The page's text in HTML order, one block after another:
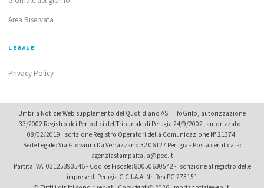
Area Riservata
LEGALE
Privacy Policy
Umbria Notizie Web supplemento del Quotidiano ASI TifoGrifo, autorizzazione
33/2002 Registro dei Periodici del Tribunale di Perugia 24/9/2002, autorizzato il
08/02/2019. Iscrizione Registro Operatori della Comunicazione N° 21374.
Sede Legale: Via Giovanni Da Verrazzano 32 06127 Perugia - Posta certificata:
agenziastampaitalia@pec.it
Partita IVA: 03125390546 - Codice Fiscale: 80050630542 - Iscrizione al registro delle
imprese di Perugia C.C.I.A.A. Nr. Rea PG 273151